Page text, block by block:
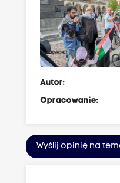
Autor:
Opracowanie:
Wyślij opinię na